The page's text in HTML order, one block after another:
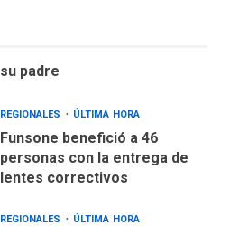
su padre
REGIONALES ÚLTIMA HORA
Funsone benefició a 46
personas con la entrega de
lentes correctivos
REGIONALES ÚLTIMA HORA